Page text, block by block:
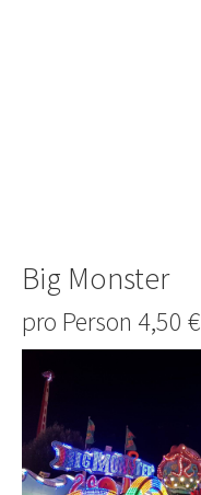
Big Monster
pro Person 4,50 €